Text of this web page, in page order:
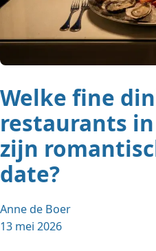
Welke fine
restaurants
zijn
date?
Anne de Boer
13 mei 2026